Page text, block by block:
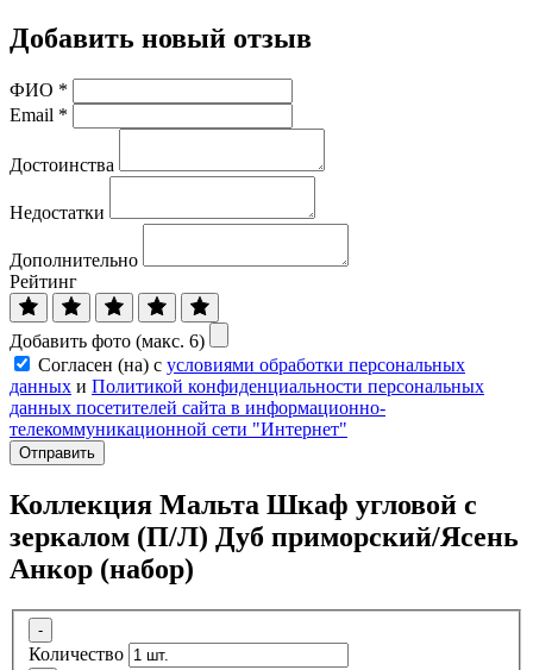
Добавить новый отзыв
ФИО *
Email *
Достоинства
Недостатки
Дополнительно
Рейтинг
Добавить фото (макс. 6)
Согласен (на) с условиями обработки персональных
данных и Политикой конфиденциальности персональных
данных посетителей сайта в информационно-
телекоммуникационной сети "Интернет"
Отправить
Коллекция Мальта Шкаф угловой с
зеркалом (П/Л) Дуб приморский/Ясень
Анкор (набор)
-
Количество